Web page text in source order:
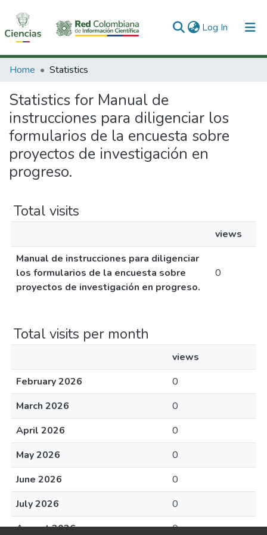
Log In (current)
Communities & Collections
All of DSpace
Home Statistics
Statistics for Manual de
instrucciones para diligenciar los
formularios de la encuesta sobre
proyectos de investigación en
progreso.
Total visits
views
Manual de instrucciones para diligenciar
los formularios de la encuesta sobre
proyectos de investigación en progreso.
0
Total visits per month
views
February 2026
0
March 2026
0
April 2026
0
May 2026
0
June 2026
0
July 2026
0
August 2026
0